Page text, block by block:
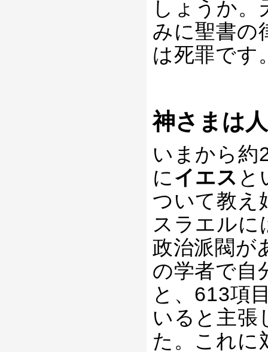
しょうか
みに聖書の
は死罪です
神さまは
いまから約
にイエス と
ついて教え
スラエルに
政治派閥が
の学者で自
と、613項
いると主張
た。これに